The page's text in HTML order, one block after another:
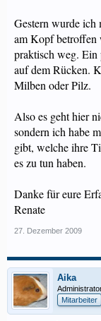
Gestern wurde ich
am Kopf betroffen
praktisch weg. Ein
auf dem Rücken.
Milben oder Pilz.
Also es geht hier
sondern ich habe
gibt, welche ihre
es zu tun haben.
Danke für eure
Renate
27. Dezember 2009
Aika
Mitarbeiter